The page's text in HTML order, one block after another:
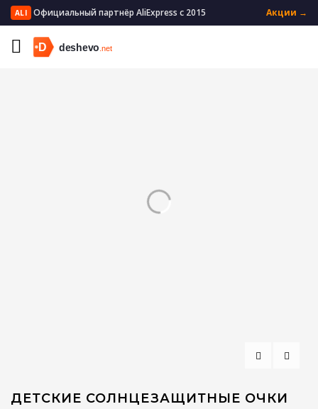
ALI Официальный партнёр AliExpress с 2015 Акции →
ДЕТСКИЕ СОЛНЦЕЗАЩИТНЫЕ ОЧКИ